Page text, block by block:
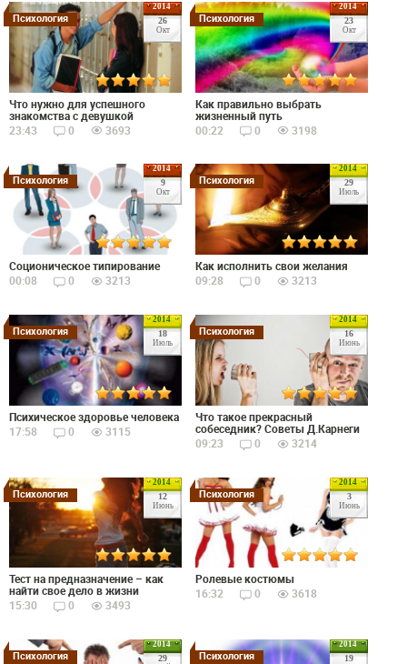
2014
26
Окт
Психология
Что нужно для успешного
знакомства с девушкой
23:43
0 3693
2014
23
Окт
Психология
Как правильно выбрать
жизненный путь
00:22
0 3198
2014
9
Окт
Психология
Соционическое типирование
00:08
0 3213
2014
29
Июль
Психология
Как исполнить свои желания
09:28
0 3213
2014
18
Июль
Психология
Психическое здоровье человека
17:58
0 3115
2014
16
Июнь
Психология
Что такое прекрасный
собеседник? Советы Д.Карнеги
09:23
0 3214
2014
12
Июнь
Психология
Тест на предназначение – как
найти свое дело в жизни
15:30
0 3493
2014
3
Июнь
Психология
Ролевые костюмы
16:32
0 3618
2014
29
Психология
2014
19
Психология